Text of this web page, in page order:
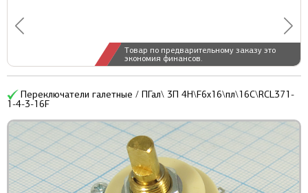
Товар по предварительному заказу это
экономия финансов.
Переключатели галетные / ПГал\ 3П 4Н\F6x16\пл\16C\RCL371-
1-4-3-16F